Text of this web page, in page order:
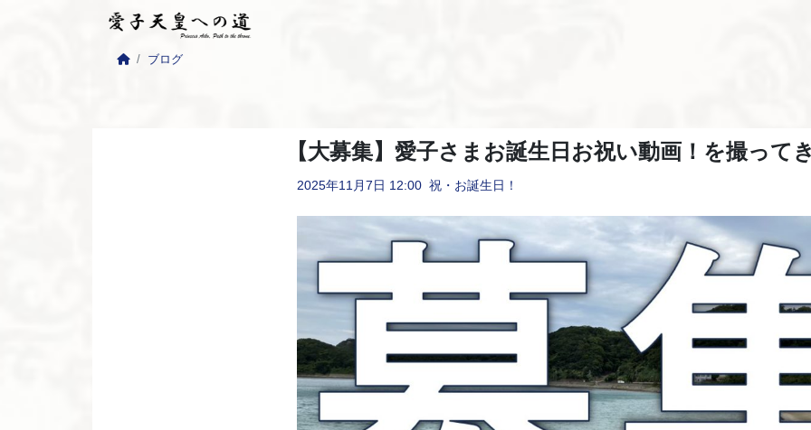
ブログ
【大募集】愛子さまお誕生日お祝い動画！を撮って
2025年11月7日 12:00 祝・お誕生日！